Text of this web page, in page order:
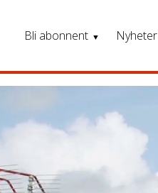
Bli abonnent Nyheter